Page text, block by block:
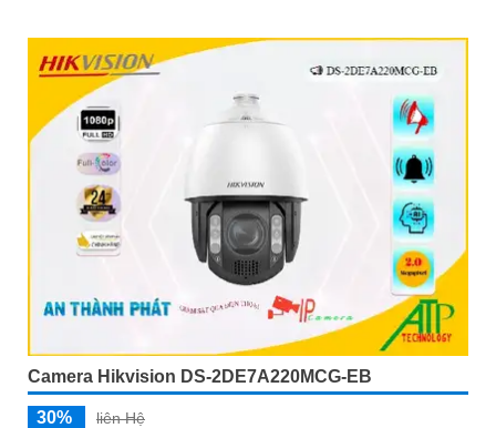
Camera Hikvision DS-2DE7A220MCG-EB
30% liên Hệ